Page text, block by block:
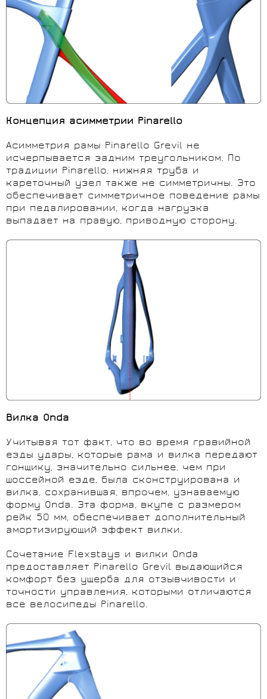
Концепция асимметрии Pinarello
Асимметрия рамы Pinarello Grevil не
исчерпывается задним треугольником. По
традиции Pinarello, нижняя труба и
кареточный узел также не симметричны. Это
обеспечивает симметричное поведение рамы
при педалировании, когда нагрузка
выпадает на правую, приводную сторону.
Вилка Onda
Учитывая тот факт, что во время гравийной
езды удары, которые рама и вилка передают
гонщику, значительно сильнее, чем при
шоссейной езде, была сконструирована и
вилка, сохранившая, впрочем, узнаваемую
форму Onda. Эта форма, вкупе с размером
рейк 50 мм, обеспечивает дополнительный
амортизирующий эффект вилки.
Сочетание Flexstays и вилки Onda
предоставляет Pinarello Grevil выдающийся
комфорт без ущерба для отзывчивости и
точности управления, которыми отличаются
все велосипеды Pinarello.